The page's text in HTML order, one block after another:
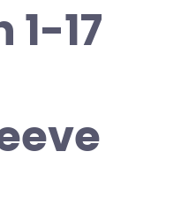
1-17